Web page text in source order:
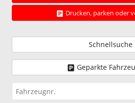
Drucken, parken oder
Schnellsuche
Geparkte
Fahrzeugnr.